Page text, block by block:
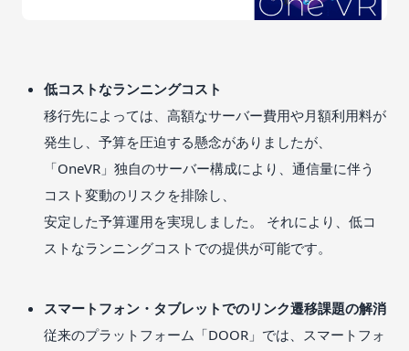
低コストなランニングコスト
移行先によっては、高額なサーバー費用や月額利用料が
発生し、予算を圧迫する懸念がありましたが、
「OneVR」独自のサーバー構成により、通信量に伴う
コスト変動のリスクを排除し、
安定した予算運用を実現しました。 それにより、低コ
ストなランニングコストでの提供が可能です。
スマートフォン・タブレットでのリンク遷移課題の解消
従来のプラットフォーム「DOOR」では、スマートフォ